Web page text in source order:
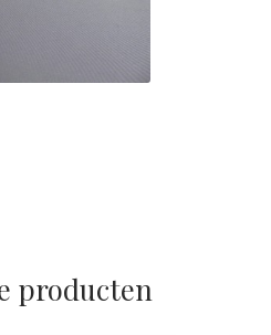
producten